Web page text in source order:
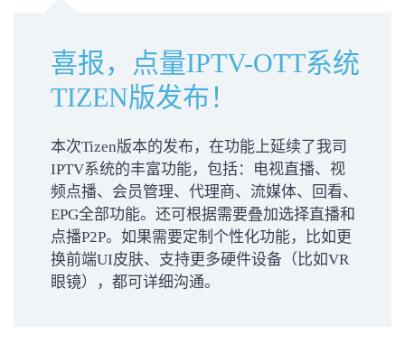
喜报，点量IPTV-OTT系统
TIZEN版发布！
本次Tizen版本的发布，在功能上延续了我司
IPTV系统的丰富功能，包括：电视直播、视
频点播、会员管理、代理商、流媒体、回看、
EPG全部功能。还可根据需要叠加选择直播和
点播P2P。如果需要定制个性化功能，比如更
换前端UI皮肤、支持更多硬件设备（比如VR
眼镜），都可详细沟通。